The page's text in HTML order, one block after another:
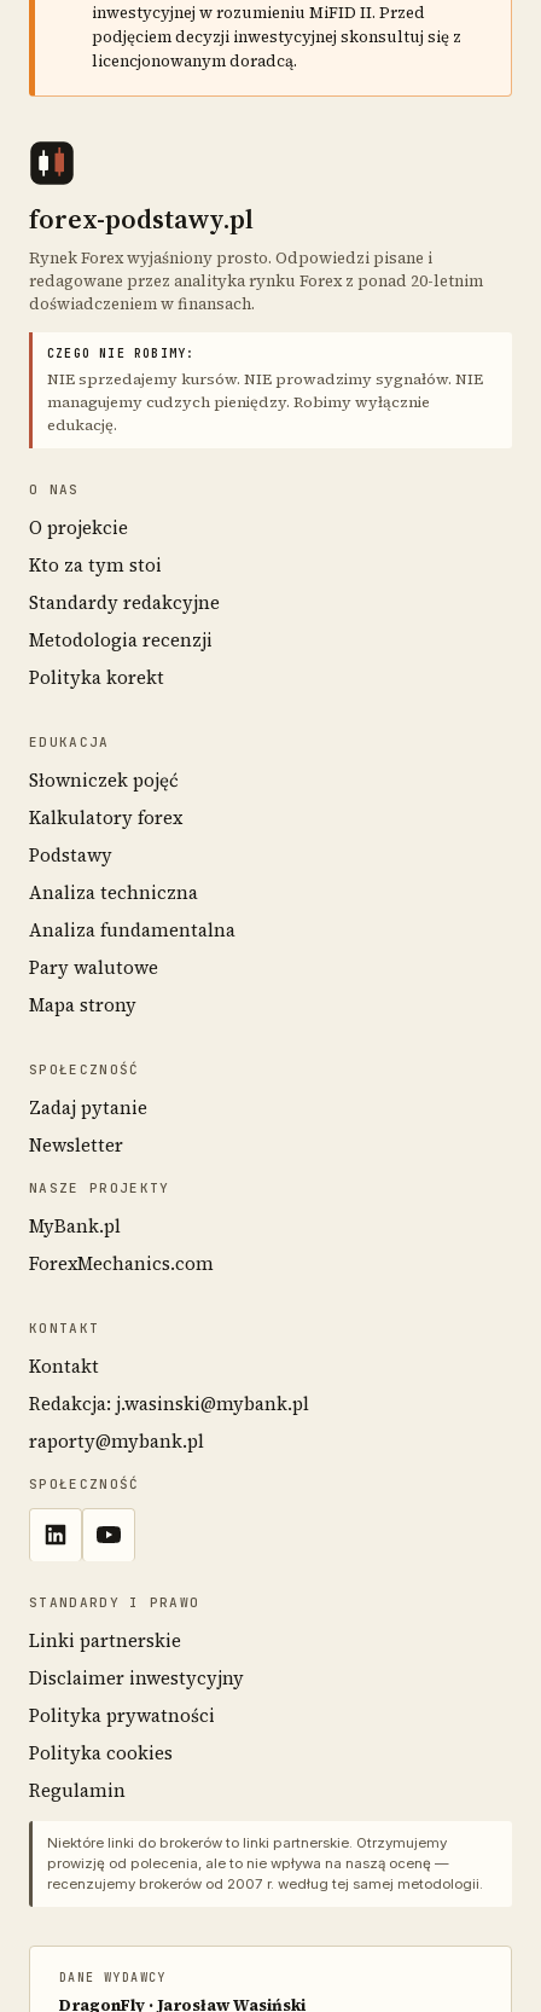
inwestycyjnej w rozumieniu MiFID II. Przed
podjęciem decyzji inwestycyjnej skonsultuj się z
licencjonowanym doradcą.
forex-podstawy.pl
Rynek Forex wyjaśniony prosto. Odpowiedzi pisane i
redagowane przez analityka rynku Forex z ponad 20-letnim
doświadczeniem w finansach.
CZEGO NIE ROBIMY:
NIE sprzedajemy kursów. NIE prowadzimy sygnałów. NIE
managujemy cudzych pieniędzy. Robimy wyłącznie
edukację.
O NAS
O projekcie
Kto za tym stoi
Standardy redakcyjne
Metodologia recenzji
Polityka korekt
EDUKACJA
Słowniczek pojęć
Kalkulatory forex
Podstawy
Analiza techniczna
Analiza fundamentalna
Pary walutowe
Mapa strony
SPOŁECZNOŚĆ
Zadaj pytanie
Newsletter
NASZE PROJEKTY
MyBank.pl
ForexMechanics.com
KONTAKT
Kontakt
Redakcja: j.wasinski@mybank.pl
raporty@mybank.pl
SPOŁECZNOŚĆ
STANDARDY I PRAWO
Linki partnerskie
Disclaimer inwestycyjny
Polityka prywatności
Polityka cookies
Regulamin
Niektóre linki do brokerów to linki partnerskie. Otrzymujemy
prowizję od polecenia, ale to nie wpływa na naszą ocenę —
recenzujemy brokerów od 2007 r. według tej samej metodologii.
DANE WYDAWCY
DragonFly · Jarosław Wasiński